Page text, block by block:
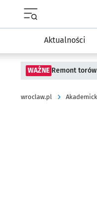
Menu główne
Aktualności
WAŻNE Remont
wroclaw.pl